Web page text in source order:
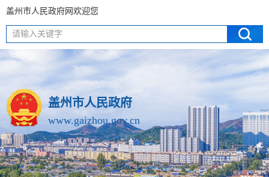
盖州市人民政府网欢迎您
请输入关键字
盖州市人民政府
www.gaizhou.gov.cn